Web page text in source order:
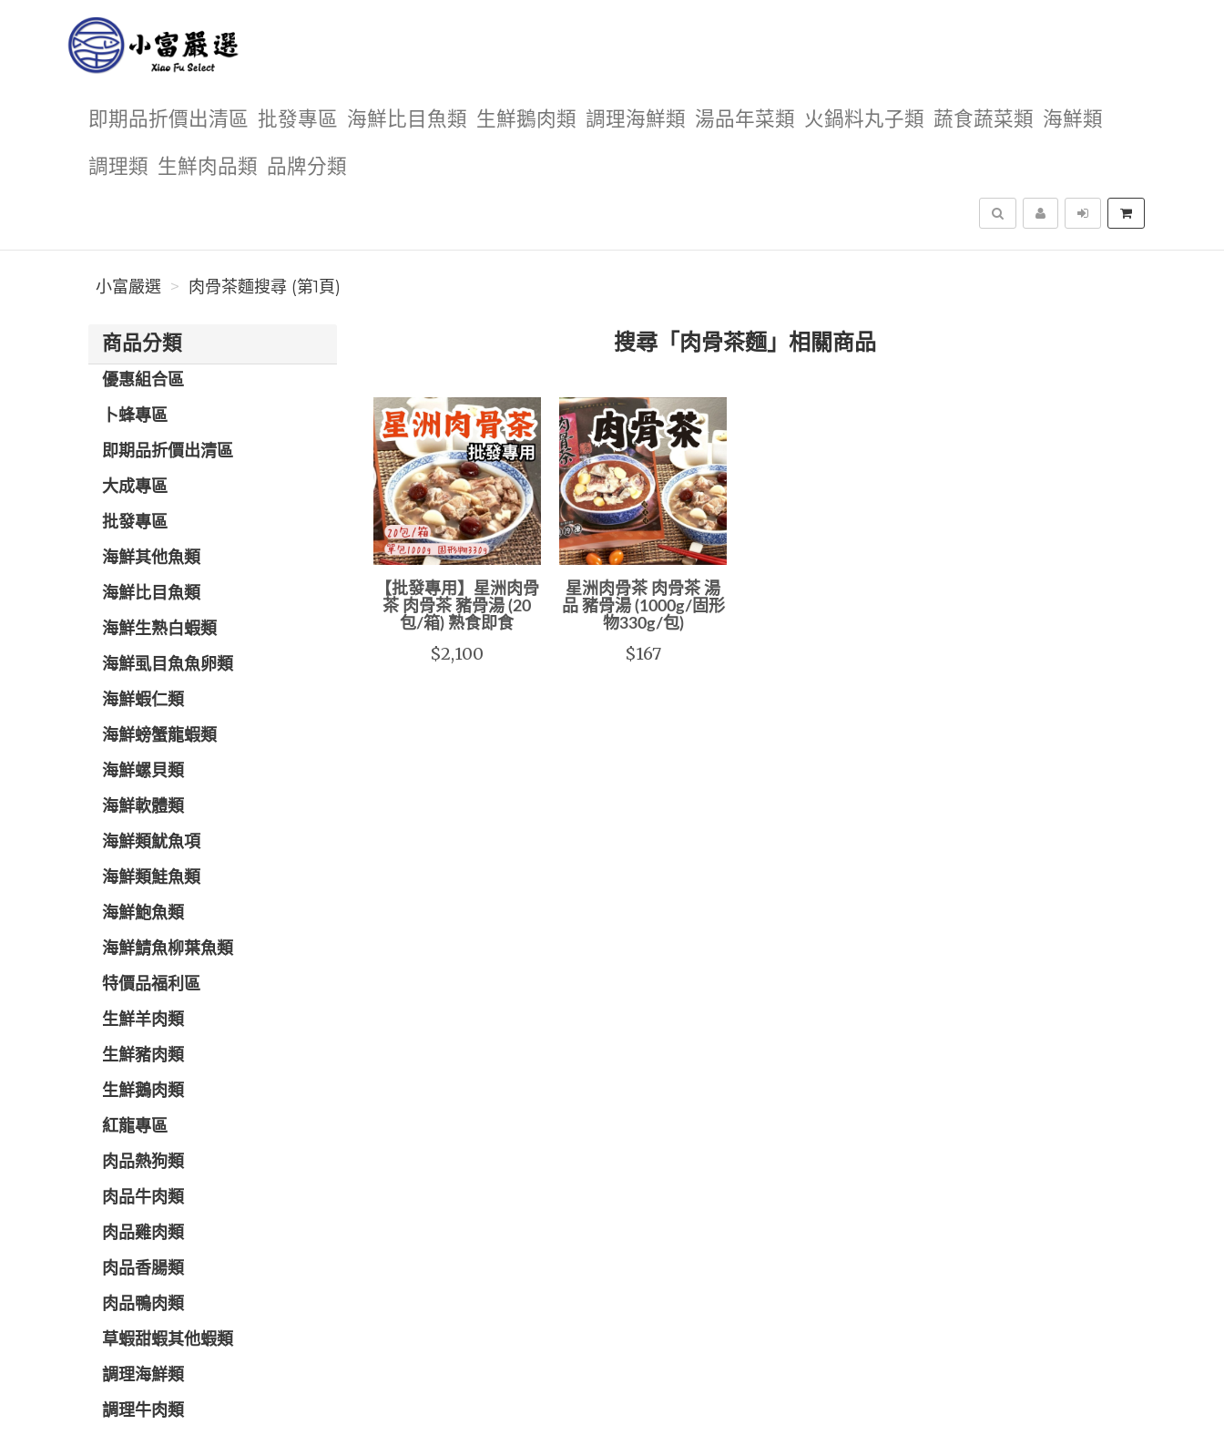
即期品折價出清區 批發專區 海鮮比目魚類 生鮮鵝肉類 調理海鮮類 湯品年菜類 火鍋料丸子類 蔬食蔬菜類 海鮮類
調理類 生鮮肉品類 品牌分類
搜尋
小富嚴選 肉骨茶麵搜尋 (第1頁)
商品分類
優惠組合區
卜蜂專區
即期品折價出清區
大成專區
批發專區
海鮮其他魚類
海鮮比目魚類
海鮮生熟白蝦類
海鮮虱目魚魚卵類
海鮮蝦仁類
海鮮螃蟹龍蝦類
海鮮螺貝類
海鮮軟體類
海鮮類魷魚項
海鮮類鮭魚類
海鮮鮑魚類
海鮮鯖魚柳葉魚類
特價品福利區
生鮮羊肉類
生鮮豬肉類
生鮮鵝肉類
紅龍專區
肉品熱狗類
肉品牛肉類
肉品雞肉類
肉品香腸類
肉品鴨肉類
草蝦甜蝦其他蝦類
調理海鮮類
調理牛肉類
搜尋「肉骨茶麵」相關商品
【批發專用】星洲肉骨
茶 肉骨茶 豬骨湯 (20
包/箱) 熟食即食
$2,100
星洲肉骨茶 肉骨茶 湯
品 豬骨湯 (1000g/固形
物330g/包)
$167